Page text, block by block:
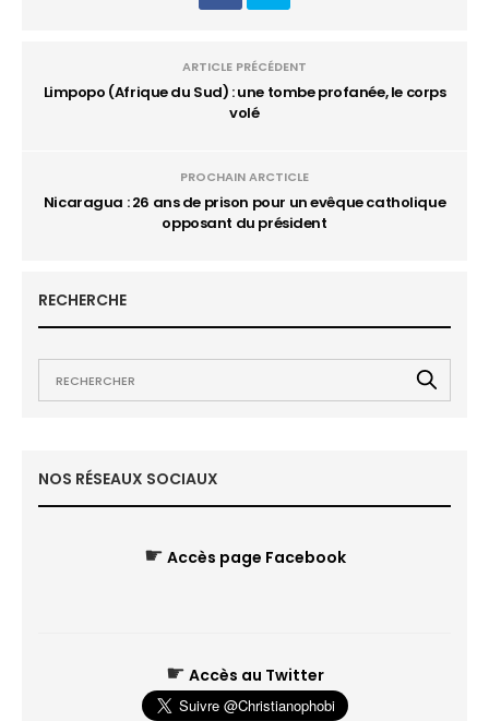
ARTICLE PRÉCÉDENT
Limpopo (Afrique du Sud) : une tombe profanée, le corps
volé
PROCHAIN ARCTICLE
Nicaragua : 26 ans de prison pour un evêque catholique
opposant du président
RECHERCHE
NOS RÉSEAUX SOCIAUX
☛ Accès page Facebook
☛ Accès au Twitter